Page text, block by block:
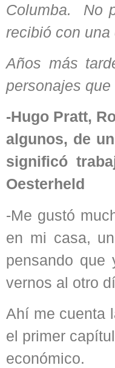
Columba. No
recibió con
Años más
personajes
-Hugo Pratt,
algunos, de
significó
Oesterheld
-Me gustó
en mi casa,
pensando que
vernos al otro
Ahí me cuenta
el primer
económico.